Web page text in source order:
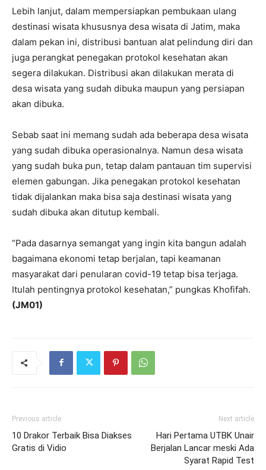
Lebih lanjut, dalam mempersiapkan pembukaan ulang
destinasi wisata khususnya desa wisata di Jatim, maka
dalam pekan ini, distribusi bantuan alat pelindung diri dan
juga perangkat penegakan protokol kesehatan akan
segera dilakukan. Distribusi akan dilakukan merata di
desa wisata yang sudah dibuka maupun yang persiapan
akan dibuka.
Sebab saat ini memang sudah ada beberapa desa wisata
yang sudah dibuka operasionalnya. Namun desa wisata
yang sudah buka pun, tetap dalam pantauan tim supervisi
elemen gabungan. Jika penegakan protokol kesehatan
tidak dijalankan maka bisa saja destinasi wisata yang
sudah dibuka akan ditutup kembali.
“Pada dasarnya semangat yang ingin kita bangun adalah
bagaimana ekonomi tetap berjalan, tapi keamanan
masyarakat dari penularan covid-19 tetap bisa terjaga.
Itulah pentingnya protokol kesehatan,” pungkas Khofifah.
(JM01)
Previous article
10 Drakor Terbaik Bisa Diakses
Gratis di Vidio
Next article
Hari Pertama UTBK Unair
Berjalan Lancar meski Ada
Syarat Rapid Test